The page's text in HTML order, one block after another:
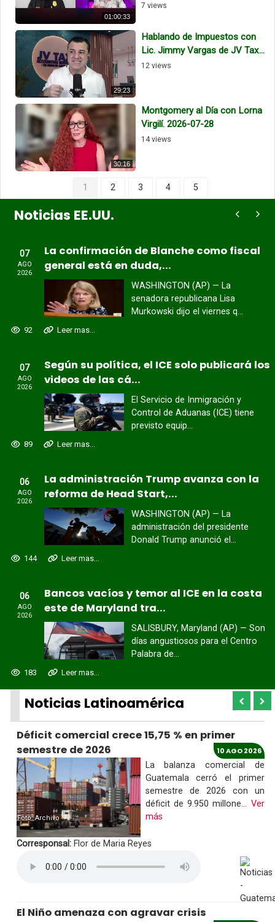
01:00:33
7 views
29:23
Hablando de Impuestos con
Lic. Jimmy Vargas de JV Tax...
12 views
30:16
Montgomery al Día con Lorna
Virgilí. 2026-07-28
14 views
1 2 3 4 5
Noticias EE.UU.
07
AGO
2026
La confirmación de Blanche como fiscal
general está en duda,...
WASHINGTON (AP) — La
senadora republicana Lisa
Murkowski dijo el viernes q...
92 Leer mas...
07
AGO
2026
Según su política, el ICE solo publicará los
videos de las cá...
El Servicio de Inmigración y
Control de Aduanas (ICE) tiene
previsto equip...
89 Leer mas...
06
AGO
2026
La administración Trump avanza con la
reforma de Head Start,...
WASHINGTON (AP) — La
administración del presidente
Donald Trump anunció el...
144 Leer mas...
06
AGO
2026
Bancos vacíos y temor al ICE en la costa
este de Maryland tra...
SALISBURY, Maryland (AP) — Son
días angustiosos para el Centro
Palabra de...
183 Leer mas...